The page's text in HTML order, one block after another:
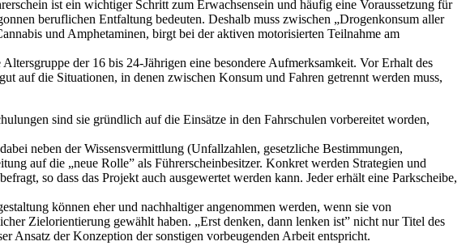
ist ein wichtiger Schritt zum Erwachsensein und häufig eine Voraussetzung für
beruflichen Entfaltung bedeuten. Deshalb muss zwischen „Drogenkonsum aller
und Amphetaminen, birgt bei der aktiven motorisierten Teilnahme am
der 16 bis 24-Jährigen eine besondere Aufmerksamkeit. Vor Erhalt des
auf die Situationen, in denen zwischen Konsum und Fahren getrennt werden muss,
sind sie gründlich auf die Einsätze in den Fahrschulen vorbereitet worden,
neben der Wissensvermittlung (Unfallzahlen, gesetzliche Bestimmungen,
auf die „neue Rolle” als Führerscheinbesitzer. Konkret werden Strategien und
so dass das Projekt auch ausgewertet werden kann. Jeder erhält eine Parkscheibe,
können eher und nachhaltiger angenommen werden, wenn sie von
Zielorientierung gewählt haben. „Erst denken, dann lenken ist” nicht nur Titel des
Ansatz der Konzeption der sonstigen vorbeugenden Arbeit entspricht.